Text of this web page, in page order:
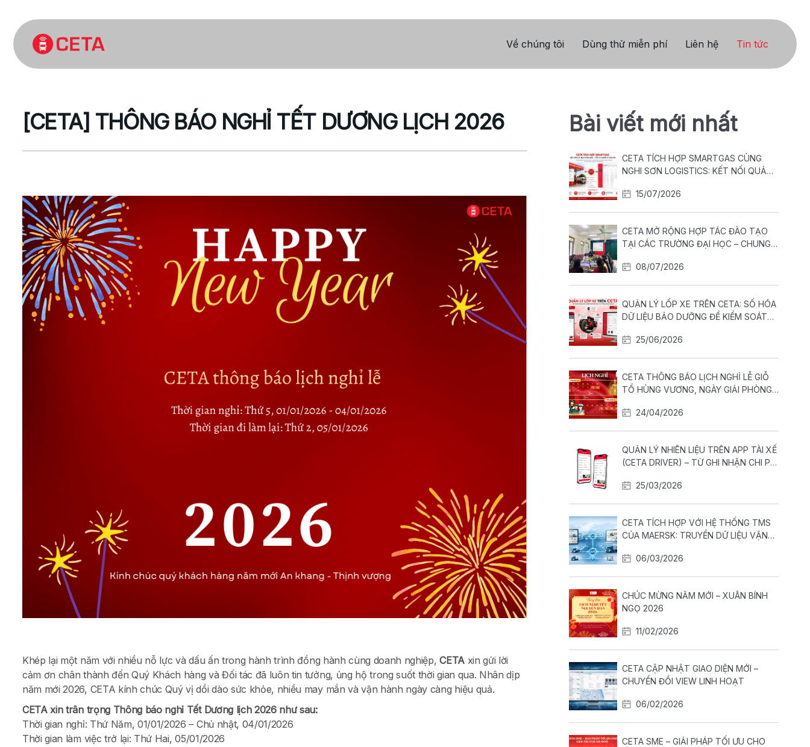
Về chúng tôi Dùng thử miễn phí Liên hệ Tin tức
[CETA] THÔNG BÁO NGHỈ TẾT DƯƠNG LỊCH 2026
Khép lại một năm với nhiều nỗ lực và dấu ấn trong hành trình đồng hành cùng doanh nghiệp,CETAxin gửi lời
cảm ơn chân thành đến Quý Khách hàng và Đối tác đã luôn tin tưởng, ủng hộ trong suốt thời gian qua. Nhân dịp
năm mới 2026, CETA kính chúc Quý vị dồi dào sức khỏe, nhiều may mắn và vận hành ngày càng hiệu quả.
CETA xin trân trọng Thông báo nghỉ Tết Dương lịch 2026 như sau:
Thời gian nghỉ: Thứ Năm, 01/01/2026 – Chủ nhật, 04/01/2026
Thời gian làm việc trở lại: Thứ Hai, 05/01/2026
Bài viết mới nhất
CETA TÍCH HỢP SMARTGAS CÙNG
NGHI SƠN LOGISTICS: KẾT NỐI QUẢN
15/07/2026
CETA MỞ RỘNG HỢP TÁC ĐÀO TẠO
TẠI CÁC TRƯỜNG ĐẠI HỌC – CHUNG
LOGISTICS CHẤT LƯỢNG CAO
08/07/2026
QUẢN LÝ LỐP XE TRÊN CETA: SỐ HÓA
DỮ LIỆU BẢO DƯỠNG ĐỂ KIỂM SOÁT
25/06/2026
CETA THÔNG BÁO LỊCH NGHỈ LỄ GIỖ
TỔ HÙNG VƯƠNG, NGÀY GIẢI PHÒNG
30-04 VÀ QUỐC TẾ LAO ĐỘNG 01-05
24/04/2026
QUẢN LÝ NHIÊN LIỆU TRÊN APP TÀI XẾ
(CETA DRIVER) – TỪ GHI NHẬN CHI PHÍ
25/03/2026
CETA TÍCH HỢP VỚI HỆ THỐNG TMS
CỦA MAERSK: TRUYỀN DỮ LIỆU VẬN
06/03/2026
CHÚC MỪNG NĂM MỚI – XUÂN BÍNH
NGỌ 2026
11/02/2026
CETA CẬP NHẬT GIAO DIỆN MỚI –
CHUYỂN ĐỔI VIEW LINH HOẠT
06/02/2026
CETA SME – GIẢI PHÁP TỐI ƯU CHO